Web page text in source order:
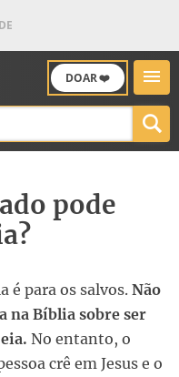
DOAR ❤️
pode
é para os salvos. Não
na Bíblia sobre ser
No entanto, o
crê em Jesus e o